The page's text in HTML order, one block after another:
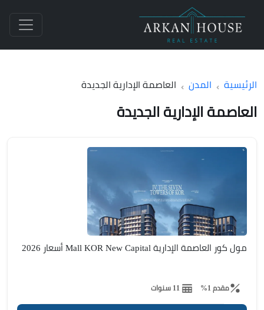
الرئيسية المدن العاصمة الإدارية الجديدة
العاصمة الإدارية الجديدة
مول كور العاصمة الإدارية Mall KOR New Capital أسعار 2026
مقدم 1% 11 سنوات